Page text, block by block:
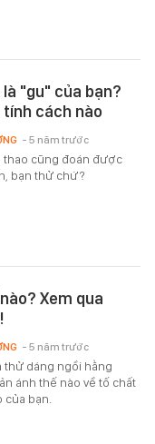
"gu" của bạn?
cách nào
thao cũng đoán được
bạn thử chứ?
- 5 năm trước
Xem qua
thử dáng ngồi hằng
ánh thế nào về tố chất
của bạn.
- 5 năm trước